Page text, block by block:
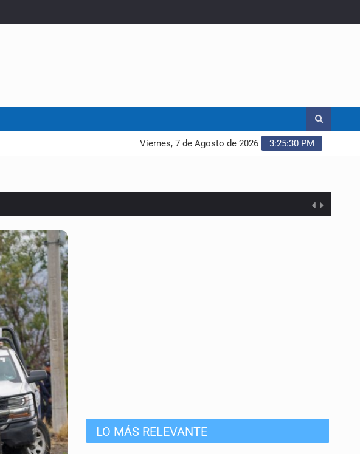
3:25:31 PM
Viernes, 7 de Agosto de 2026
LO MÁS RELEVANTE